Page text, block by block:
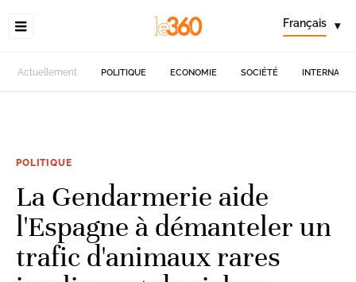
Français ▾
Actuellement POLITIQUE ECONOMIE SOCIÉTÉ
POLITIQUE
La Gendarmerie aide
l'Espagne à démanteler un
trafic d'animaux rares